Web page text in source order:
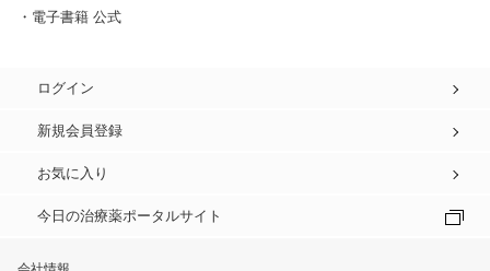
・電子書籍 公式
ログイン
新規会員登録
お気に入り
今日の治療薬ポータルサイト